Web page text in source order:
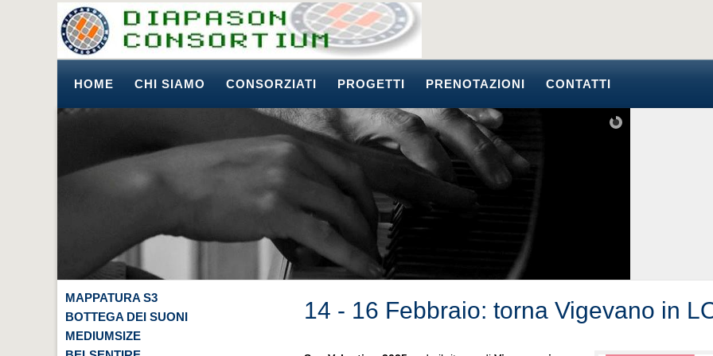
HOME CHI SIAMO CONSORZIATI PROGETTI PRENOTAZIONI CONTATTI
MAPPATURA S3
BOTTEGA DEI SUONI
MEDIUMSIZE
14 - 16 Febbraio: torna Vigevano in